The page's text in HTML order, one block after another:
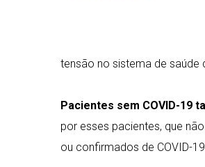
tensão no sistema de saúde
Pacientes sem COVID-19
por esses pacientes, que
ou confirmados de COVID-